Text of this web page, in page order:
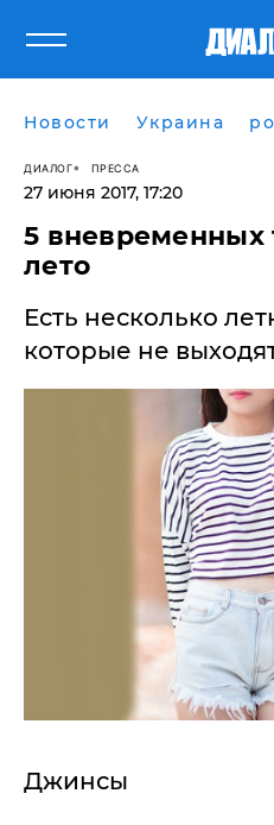
Новости Украина
ДИАЛОГ ПРЕССА
27 июня 2017, 17:20
5 вневременных
лето
Есть несколько
которые не
Джинсы